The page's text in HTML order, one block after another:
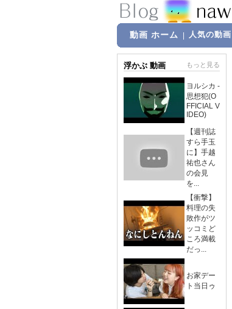
動画 ホーム 人気の動画
浮かぶ 動画 もっと見る
ヨルシカ -
思想犯(O
FFICIAL V
IDEO)
【週刊誌
すら手玉
に】手越
祐也さん
の会見
を...
【衝撃】
料理の失
敗作がツ
ッコミど
ころ満載
だっ...
お家デー
ト当日ゥ